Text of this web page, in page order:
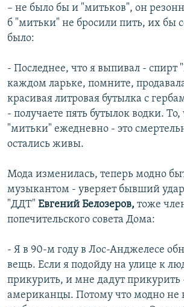
– не было бы и "митьков", он
б "митьки" не бросили пить, их бы
было:
- Последнее, что я выпивал - спирт
каждом ларьке, помните,
красивая литровая бутылка с
- получаете пять бутылок водки.
"митьки" ежедневно - это
остались живы.
Мода изменилась, теперь модно
музыкантом - уверяет бывший
"ДДТ" Евгений Белозеров, тоже
попечительского совета Дома:
- Я в 90-м году в Лос-Анджелесе
вещь. Если я подойду на улице к
прикурить, и мне дадут прикурить
американцы. Потому что модно не